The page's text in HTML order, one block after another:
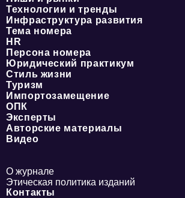
Технологии и тренды
Инфраструктура развития
Тема номера
HR
Персона номера
Юридический практикум
Стиль жизни
Туризм
Импортозамещение
ОПК
Эксперты
Авторские материалы
Видео
О журнале
Этическая политика изданий
Контакты